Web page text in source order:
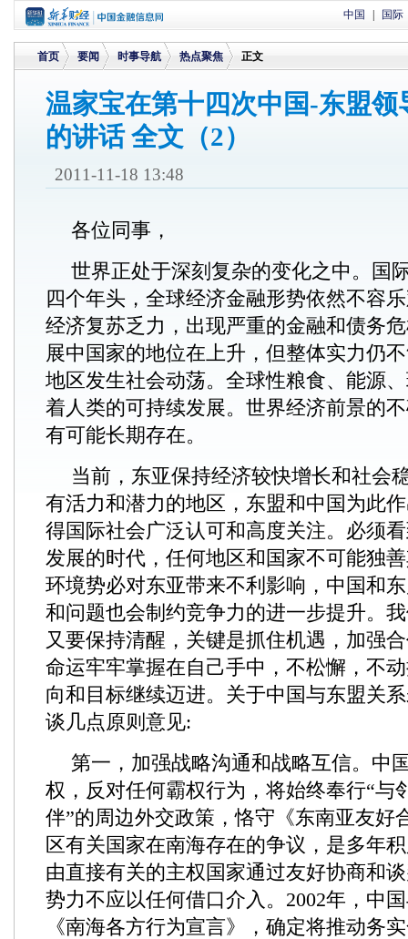
中国 国际
首页
>
要闻
>
时事导航
>
热点聚焦 正文
温家宝在第十四次中国-东盟领
的讲话 全文（2）
2011-11-18 13:48
各位同事，
世界正处于深刻复杂的变化之中。国
四个年头，全球经济金融形势依然不容
经济复苏乏力，出现严重的金融和债务
展中国家的地位在上升，但整体实力仍
地区发生社会动荡。全球性粮食、能源
着人类的可持续发展。世界经济前景的
有可能长期存在。
当前，东亚保持经济较快增长和社会
有活力和潜力的地区，东盟和中国为此
得国际社会广泛认可和高度关注。必须
发展的时代，任何地区和国家不可能独
环境势必对东亚带来不利影响，中国和
和问题也会制约竞争力的进一步提升。
又要保持清醒，关键是抓住机遇，加强
命运牢牢掌握在自己手中，不松懈，不
向和目标继续迈进。关于中国与东盟关
谈几点原则意见:
第一，加强战略沟通和战略互信。中
权，反对任何霸权行为，将始终奉行“与
伴”的周边外交政策，恪守《东南亚友好
区有关国家在南海存在的争议，是多年
由直接有关的主权国家通过友好协商和
势力不应以任何借口介入。2002年，中
《南海各方行为宣言》，确定将推动务